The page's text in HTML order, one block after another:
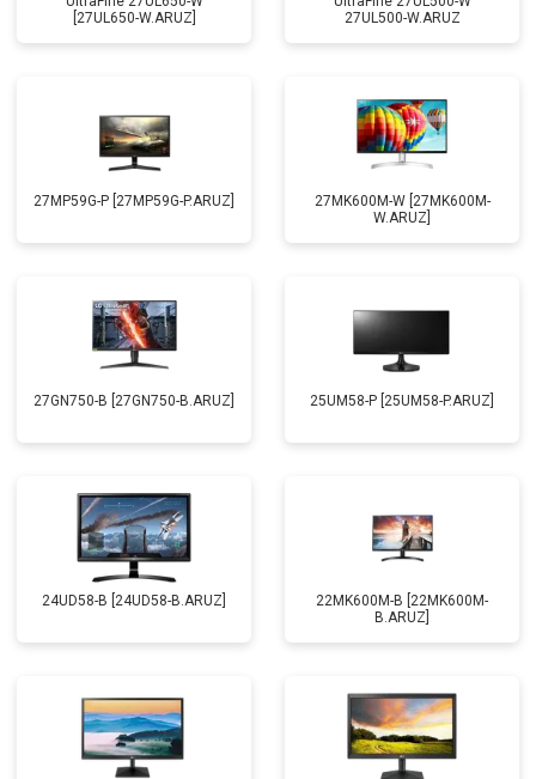
[27UL650-W.ARUZ]
27UL500-W.ARUZ
27MP59G-P [27MP59G-P.ARUZ]
27MK600M-W [27MK600M-
W.ARUZ]
27GN750-B [27GN750-B.ARUZ] 25UM58-P [25UM58-P.ARUZ]
24UD58-B [24UD58-B.ARUZ]
22MK600M-B [22MK600M-
B.ARUZ]